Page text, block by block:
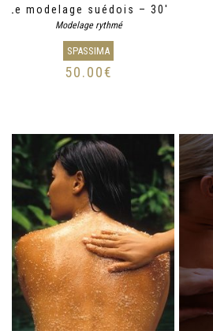
Le modelage suédois – 30′
Modelage rythmé
SPASSIMA
50.00€